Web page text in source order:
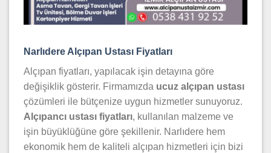
Narlıdere Alçıpan Ustası Fiyatları
Alçıpan fiyatları, yapılacak işin detayına göre
değişiklik gösterir. Firmamızda ucuz alçıpan ustası
çözümleri ile bütçenize uygun hizmetler sunuyoruz.
Alçıpancı ustası fiyatları, kullanılan malzeme ve
işin büyüklüğüne göre şekillenir. Narlıdere hem
ekonomik hem de kaliteli alçıpan hizmetleri için bizi